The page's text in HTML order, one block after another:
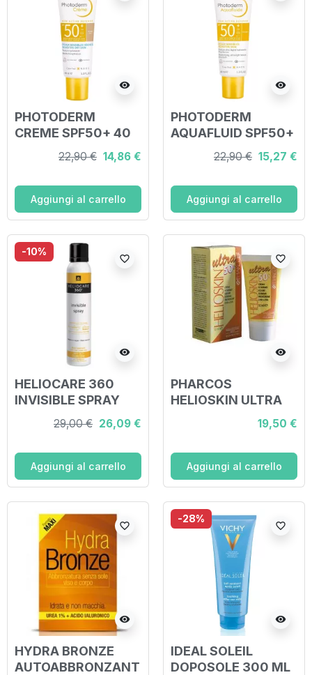
visibility
PHOTODERM
CREME SPF50+ 40
22,90 € 14,86 €
Aggiungi al carrello
visibility
PHOTODERM
AQUAFLUID SPF50+
22,90 € 15,27 €
Aggiungi al carrello
-10%
visibility
favorite_border
HELIOCARE 360
INVISIBLE SPRAY
SPF50+ 200 ML
29,00 € 26,09 €
Aggiungi al carrello
visibility
favorite_border
PHARCOS
HELIOSKIN ULTRA
CREMA SPF 50+ 50
19,50 €
Aggiungi al carrello
visibility
favorite_border
HYDRA BRONZE
AUTOABBRONZANT
-28%
visibility
favorite_border
IDEAL SOLEIL
DOPOSOLE 300 ML